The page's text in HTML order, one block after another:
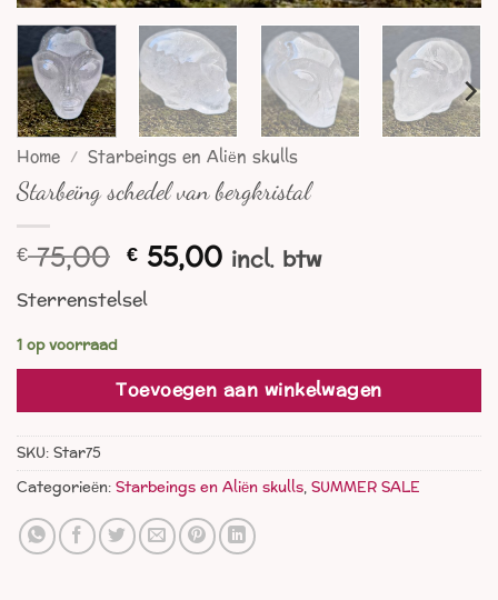
Home / Starbeings en Aliën skulls
Starbeïng schedel van bergkristal
€75,00 Oorspronkelijke
prijs
was:
€ 55,00Huidige
prijs
incl. btw
Sterrenstelsel
1 op voorraad
Toevoegen aan winkelwagen
SKU:Star75
Categorieën:Starbeings en Aliën skulls,SUMMER SALE